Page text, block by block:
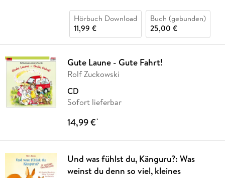
Hörbuch Download
11,99 €
Buch (gebunden)
25,00 €
Gute Laune - Gute Fahrt!
Rolf Zuckowski
CD
Sofort lieferbar
14,99 €*
Und was fühlst du, Känguru?: Was
weinst du denn so viel, kleines